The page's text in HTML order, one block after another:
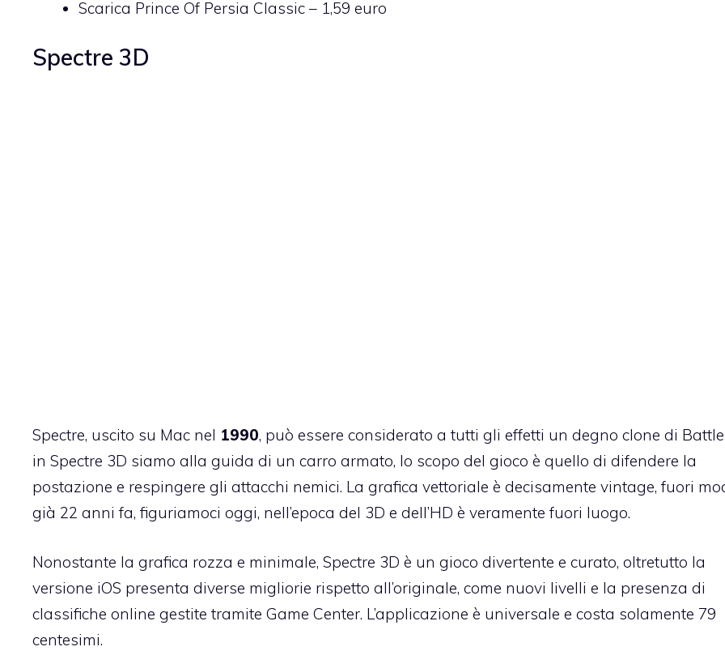
Scarica Prince Of Persia Classic – 1,59 euro
Spectre 3D
Spectre, uscito su Mac nel 1990, può essere considerato a tutti gli effetti un degno clone di
in Spectre 3D siamo alla guida di un carro armato, lo scopo del gioco è quello di difendere la
postazione e respingere gli attacchi nemici. La grafica vettoriale è decisamente vintage, fuori
già 22 anni fa, figuriamoci oggi, nell’epoca del 3D e dell’HD è veramente fuori luogo.
Nonostante la grafica rozza e minimale, Spectre 3D è un gioco divertente e curato, oltretutto la
versione iOS presenta diverse migliorie rispetto all’originale, come nuovi livelli e la presenza di
classifiche online gestite tramite Game Center. L’applicazione è universale e costa solamente 79
centesimi.